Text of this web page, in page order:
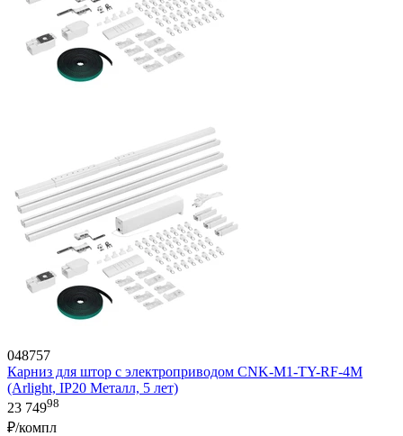
048757
Карниз для штор с электроприводом CNK-M1-TY-RF-4M
(Arlight, IP20 Металл, 5 лет)
23 74998
₽/компл